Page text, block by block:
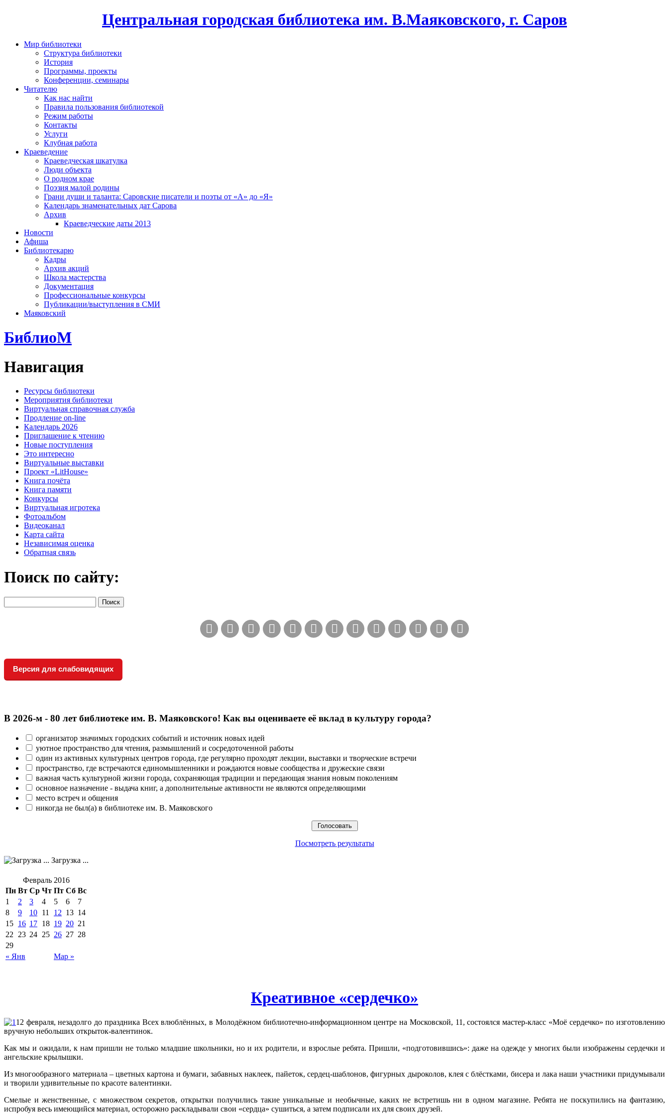
Центральная городская библиотека им. В.Маяковского, г. Саров
Мир библиотеки
Структура библиотеки
История
Программы, проекты
Конференции, семинары
Читателю
Как нас найти
Правила пользования библиотекой
Режим работы
Контакты
Услуги
Клубная работа
Краеведение
Краеведческая шкатулка
Люди объекта
О родном крае
Поэзия малой родины
Грани души и таланта: Саровские писатели и поэты от «А» до «Я»
Календарь знаменательных дат Сарова
Архив
Краеведческие даты 2013
Новости
Афиша
Библиотекарю
Кадры
Архив акций
Школа мастерства
Документация
Профессиональные конкурсы
Публикации/выступления в СМИ
Маяковский
БиблиоМ
Навигация
Ресурсы библиотеки
Мероприятия библиотеки
Виртуальная справочная служба
Продление on-line
Календарь 2026
Приглашение к чтению
Новые поступления
Это интересно
Виртуальные выставки
Проект «LitHouse»
Книга почёта
Книга памяти
Конкурсы
Виртуальная игротека
Фотоальбом
Видеоканал
Карта сайта
Независимая оценка
Обратная связь
Поиск по сайту:
Версия для слабовидящих
В 2026‑м - 80 лет библиотеке им. В. Маяковского! Как вы оцениваете её вклад в культуру города?
организатор значимых городских событий и источник новых идей
уютное пространство для чтения, размышлений и сосредоточенной работы
один из активных культурных центров города, где регулярно проходят лекции, выставки и творческие встречи
пространство, где встречаются единомышленники и рождаются новые сообщества и дружеские связи
важная часть культурной жизни города, сохраняющая традиции и передающая знания новым поколениям
основное назначение - выдача книг, а дополнительные активности не являются определяющими
место встреч и общения
никогда не был(а) в библиотеке им. В. Маяковского
Посмотреть результаты
Загрузка ...
Февраль 2016
Пн Вт Ср Чт Пт Сб Вс
« Янв Мар »
1 2 3 4 5 6
7
8
9 10 11 12 13 14
15 16 17 18 19 20 21
22
23 24 25 26 27 28
29
Креативное «сердечко»
12 февраля, незадолго до праздника Всех влюблённых, в Молодёжном библиотечно-информационном центре на Московской, 11, состоялся мастер-класс «Моё сердечко» по изготовлению
вручную небольших открыток-валентинок.
Как мы и ожидали, к нам пришли не только младшие школьники, но и их родители, и взрослые ребята. Пришли, «подготовившись»: даже на одежде у многих были изображены сердечки и
ангельские крылышки.
Из многообразного материала – цветных картона и бумаги, забавных наклеек, пайеток, сердец-шаблонов, фигурных дыроколов, клея с блёстками, бисера и лака наши участники придумывали
и творили удивительные по красоте валентинки.
Смелые и женственные, с множеством секретов, открытки получились такие уникальные и необычные, каких не встретишь ни в одном магазине. Ребята не поскупились на фантазию,
испробуя весь имеющийся материал, осторожно раскладывали свои «сердца» сушиться, а затем подписали их для своих друзей.